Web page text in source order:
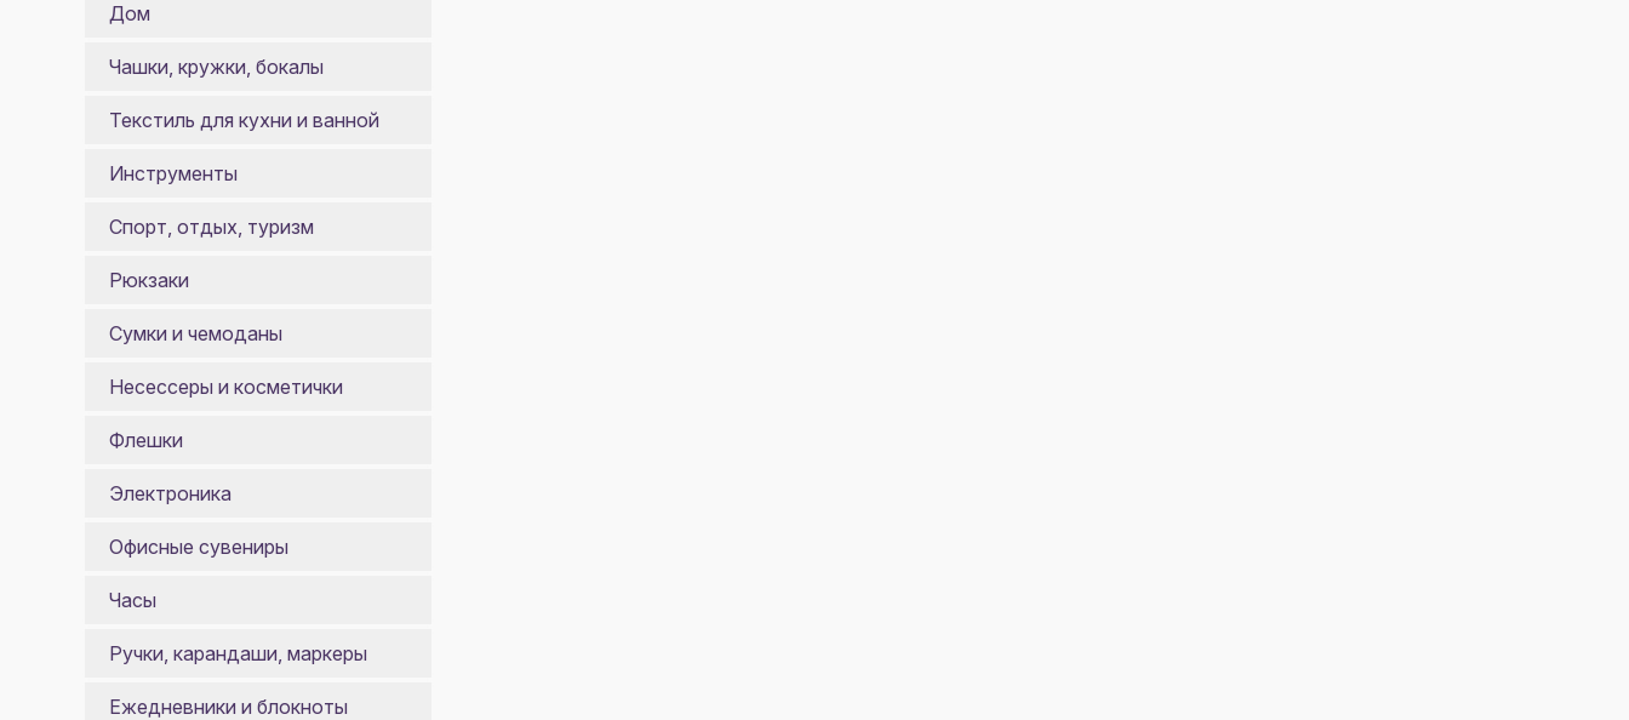
Дом
Чашки, кружки, бокалы
Текстиль для кухни и ванной
Инструменты
Спорт, отдых, туризм
Рюкзаки
Сумки и чемоданы
Несессеры и косметички
Флешки
Электроника
Офисные сувениры
Часы
Ручки, карандаши, маркеры
Ежедневники и блокноты